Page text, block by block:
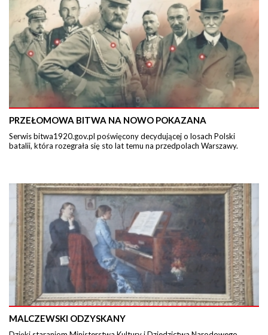
PRZEŁOMOWA BITWA NA NOWO POKAZANA
Serwis bitwa1920.gov.pl poświęcony decydującej o losach Polski
batalii, która rozegrała się sto lat temu na przedpolach Warszawy.
MALCZEWSKI ODZYSKANY